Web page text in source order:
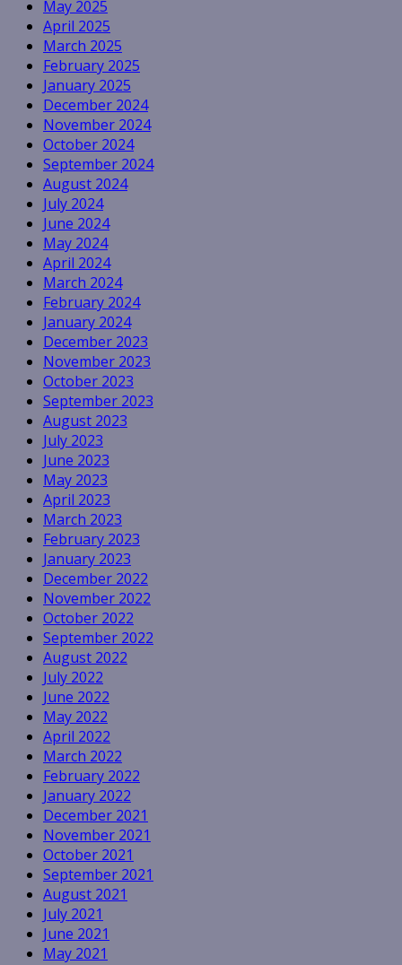
May 2025
April 2025
March 2025
February 2025
January 2025
December 2024
November 2024
October 2024
September 2024
August 2024
July 2024
June 2024
May 2024
April 2024
March 2024
February 2024
January 2024
December 2023
November 2023
October 2023
September 2023
August 2023
July 2023
June 2023
May 2023
April 2023
March 2023
February 2023
January 2023
December 2022
November 2022
October 2022
September 2022
August 2022
July 2022
June 2022
May 2022
April 2022
March 2022
February 2022
January 2022
December 2021
November 2021
October 2021
September 2021
August 2021
July 2021
June 2021
May 2021